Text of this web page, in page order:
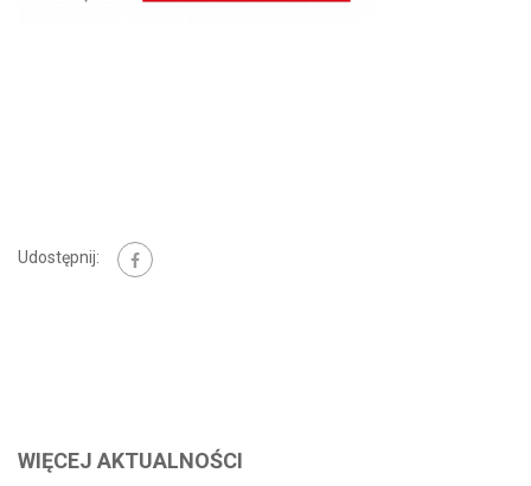
Udostępnij:
WIĘCEJ AKTUALNOŚCI